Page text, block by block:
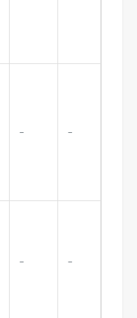
– –
– –